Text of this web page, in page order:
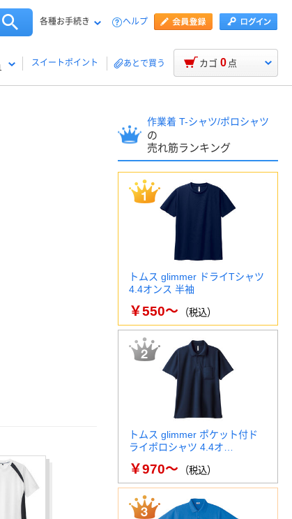
各種お手続き ヘルプ
スイートポイント あとで買う カゴ 0 点
作業着 T-シャツ/ポロシャツ
の
売れ筋ランキング
トムス glimmer ドライTシャツ
4.4オンス 半袖
￥550～ （税込）
トムス glimmer ポケット付ド
ライポロシャツ 4.4オ…
￥970～ （税込）